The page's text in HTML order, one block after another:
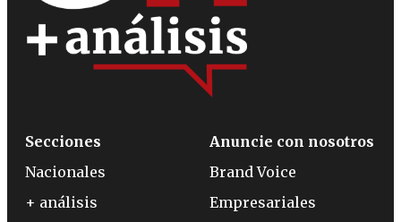
Secciones
Nacionales
+ análisis
Anuncie con nosotros
Brand Voice
Empresariales